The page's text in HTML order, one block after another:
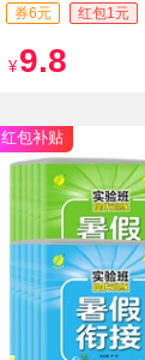
册券6元 红包1元
¥ 9.8
红包补贴